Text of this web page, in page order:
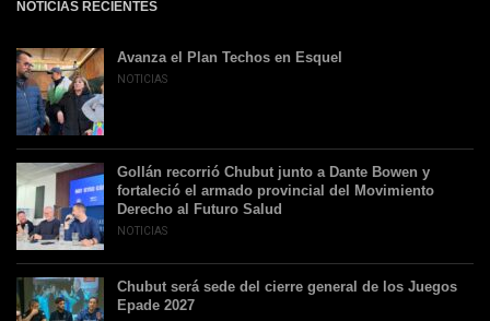
NOTICIAS RECIENTES
Avanza el Plan Techos en Esquel
NOTICIAS
Gollán recorrió Chubut junto a Dante Bowen y
fortaleció el armado provincial del Movimiento
Derecho al Futuro Salud
NOTICIAS
Chubut será sede del cierre general de los Juegos
Epade 2027